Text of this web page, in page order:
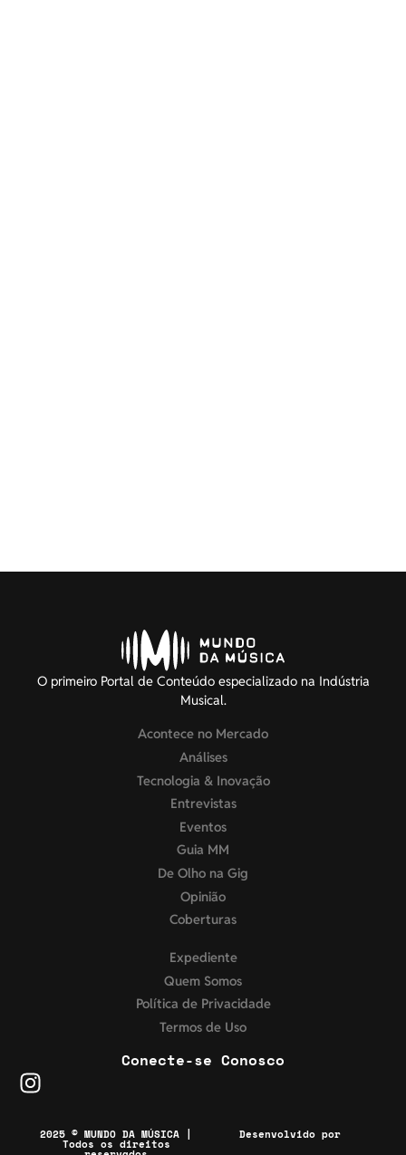
O primeiro Portal de Conteúdo especializado na Indústria
Musical.
Acontece no Mercado
Análises
Tecnologia & Inovação
Entrevistas
Eventos
Guia MM
De Olho na Gig
Opinião
Coberturas
Expediente
Quem Somos
Política de Privacidade
Termos de Uso
Conecte-se Conosco
2025 © MUNDO DA MÚSICA |
Todos os direitos
Desenvolvido por